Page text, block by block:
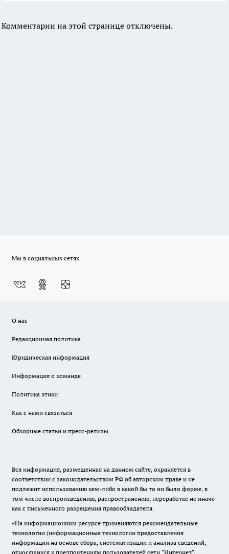
Комментарии на этой странице отключены.
Мы в социальных сетях
О нас
Редакционная политика
Юридическая информация
Информация о команде
Политика этики
Как с нами связаться
Обзорные статьи и пресс-релизы
Вся информация, размещенная на данном сайте, охраняется в
соответствии с законодательством РФ об авторском праве и не
подлежит использованию кем-либо в какой бы то ни было форме, в
том числе воспроизведению, распространению, переработке не иначе
как с письменного разрешения правообладателя.
«На информационном ресурсе применяются рекомендательные
технологии (информационные технологии предоставления
информации на основе сбора, систематизации и анализа сведений,
относящихся к предпочтениям пользователей сети "Интернет",